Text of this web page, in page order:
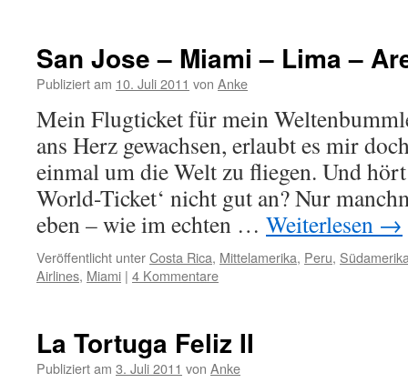
San Jose – Miami – Lima –
Publiziert am 10. Juli 2011 von Anke
Mein Flugticket für mein
ans Herz gewachsen, erlaubt es mir
einmal um die Welt zu fliegen. Und
World-Ticket‘ nicht gut an? Nur
eben – wie im echten … Weiterlesen →
Veröffentlicht unterCosta Rica, Mittelamerika, Peru,
Airlines, Miami | 4 Kommentare
La Tortuga Feliz II
Publiziert am 3. Juli 2011 von Anke